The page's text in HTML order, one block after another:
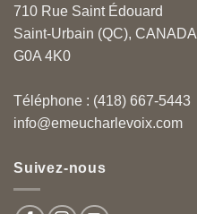
710 Rue Saint Édouard
Saint-Urbain (QC), CANADA
G0A 4K0
Téléphone : (418) 667-5443
info@emeucharlevoix.com
Suivez-nous